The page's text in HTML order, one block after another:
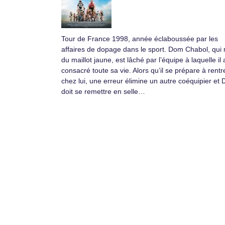
Tour de France 1998, année éclaboussée par les
affaires de dopage dans le sport. Dom Chabol, qui
du maillot jaune, est lâché par l’équipe à laquelle il
consacré toute sa vie. Alors qu’il se prépare à
chez lui, une erreur élimine un autre coéquipier et
doit se remettre en selle…